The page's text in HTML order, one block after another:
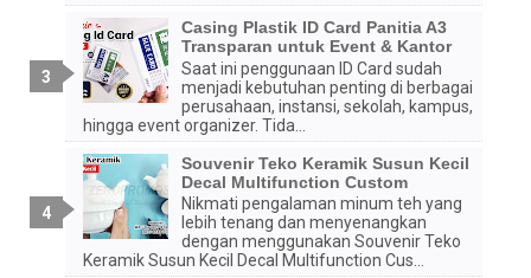
Casing Plastik ID Card Panitia A3
Transparan untuk Event & Kantor
Saat ini penggunaan ID Card sudah
menjadi kebutuhan penting di berbagai
perusahaan, instansi, sekolah, kampus,
hingga event organizer. Tida...
Souvenir Teko Keramik Susun Kecil
Decal Multifunction Custom
Nikmati pengalaman minum teh yang
lebih tenang dan menyenangkan
dengan menggunakan Souvenir Teko
Keramik Susun Kecil Decal Multifunction Cus...